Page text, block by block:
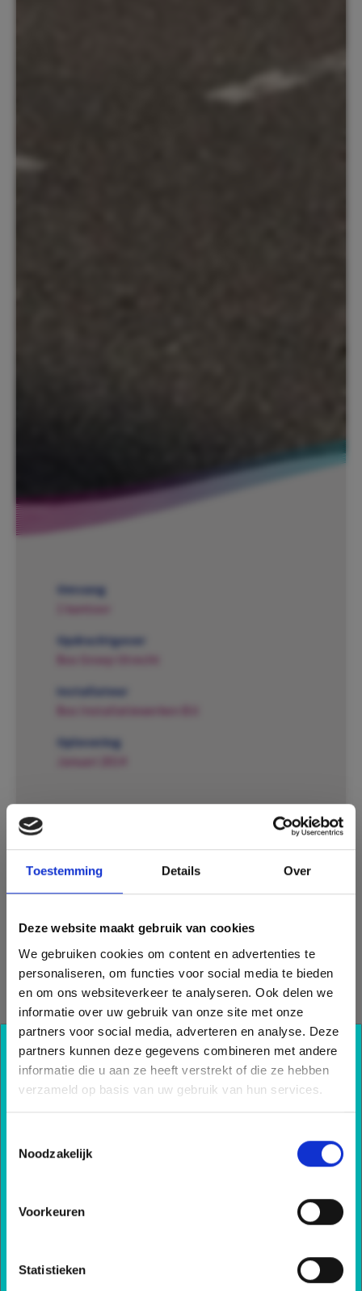
Toestemming Details Over
Deze website maakt gebruik van cookies
We gebruiken cookies om content en advertenties te
personaliseren, om functies voor social media te bieden
en om ons websiteverkeer te analyseren. Ook delen we
informatie over uw gebruik van onze site met onze
partners voor social media, adverteren en analyse. Deze
partners kunnen deze gegevens combineren met andere
informatie die u aan ze heeft verstrekt of die ze hebben
verzameld op basis van uw gebruik van hun services.
Noodzakelijk
Voorkeuren
Statistieken
Omvang
1 kantoor
Opdrachtgever
Bos Groep Utrecht
Installateur
Bos Installatiewerken B.V.
Oplevering
Januari 2014
naast energiebesparing ook de
luchtkwaliteit graag verbeteren. Omdat men
ventilatie-oplossingen en de vele voordelen,
was de keuze voor ClimaRad snel gemaakt.
Inmiddels kunnen de gebruikers van het uit
2003 stammende gebouw genieten van een
gezond en aangenaam werkklimaat en
wordt er bovendien bespaard op de
energierekening.
Ook profiteren van onze
kennis?